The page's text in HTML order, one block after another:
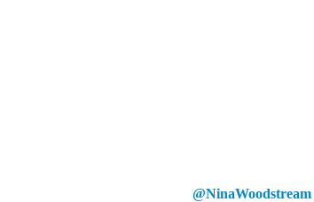
@NinaWoodstream